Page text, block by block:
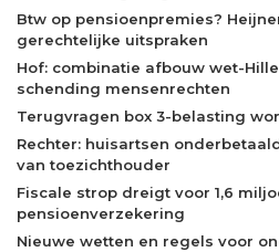
Btw op pensioenpremies?
gerechtelijke uitspraken
Hof: combinatie afbouw wet-
schending mensenrechten
Terugvragen box 3-belasting
Rechter: huisartsen
van toezichthouder
Fiscale strop dreigt voor 1,6
pensioenverzekering
Nieuwe wetten en regels voor